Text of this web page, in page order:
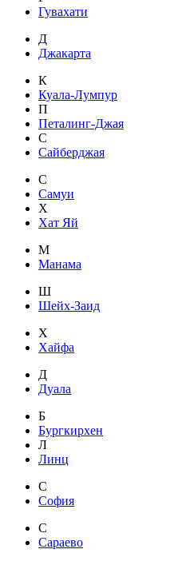
Гувахати
Д
Джакарта
К
Куала-Лумпур
П
Петалинг-Джая
С
Сайберджая
С
Самуи
Х
Хат Яй
М
Манама
Ш
Шейх-Заид
Х
Хайфа
Д
Дуала
Б
Бургкирхен
Л
Линц
С
София
С
Сараево